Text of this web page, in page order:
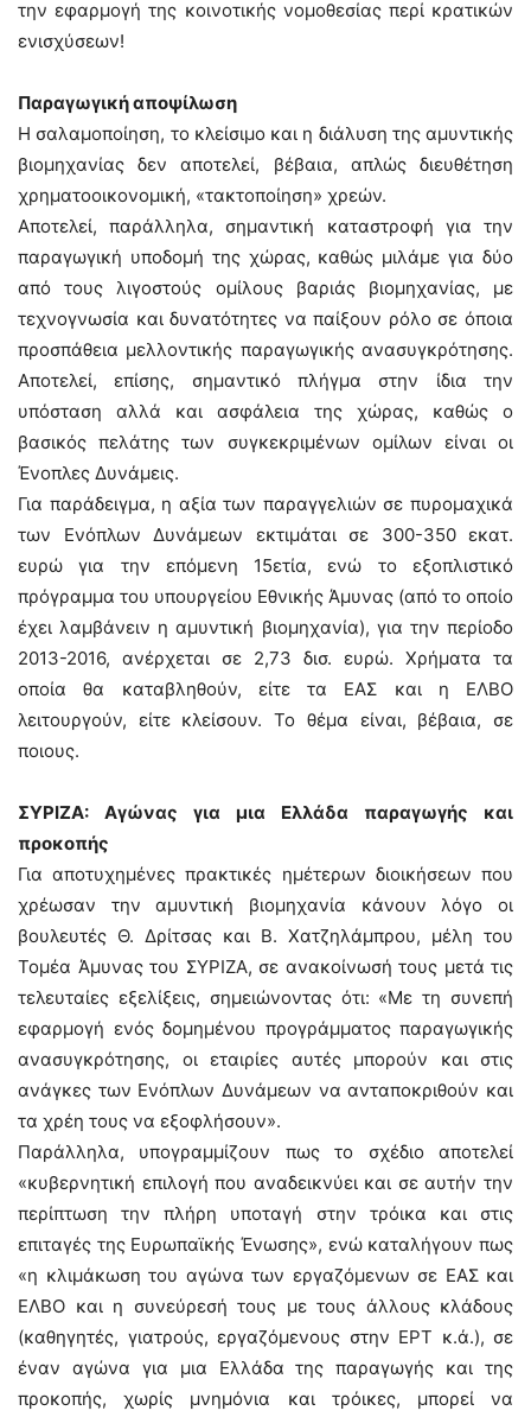
την εφαρμογή της κοινοτικής νομοθεσίας περί κρατικών
ενισχύσεων!
Παραγωγική αποψίλωση
Η σαλαμοποίηση, το κλείσιμο και η διάλυση της αμυντικής
βιομηχανίας δεν αποτελεί, βέβαια, απλώς διευθέτηση
χρηματοοικονομική, «τακτοποίηση» χρεών.
Αποτελεί, παράλληλα, σημαντική καταστροφή για την
παραγωγική υποδομή της χώρας, καθώς μιλάμε για δύο
από τους λιγοστούς ομίλους βαριάς βιομηχανίας, με
τεχνογνωσία και δυνατότητες να παίξουν ρόλο σε όποια
προσπάθεια μελλοντικής παραγωγικής ανασυγκρότησης.
Αποτελεί, επίσης, σημαντικό πλήγμα στην ίδια την
υπόσταση αλλά και ασφάλεια της χώρας, καθώς ο
βασικός πελάτης των συγκεκριμένων ομίλων είναι οι
Ένοπλες Δυνάμεις.
Για παράδειγμα, η αξία των παραγγελιών σε πυρομαχικά
των Ενόπλων Δυνάμεων εκτιμάται σε 300-350 εκατ.
ευρώ για την επόμενη 15ετία, ενώ το εξοπλιστικό
πρόγραμμα του υπουργείου Εθνικής Άμυνας (από το οποίο
έχει λαμβάνειν η αμυντική βιομηχανία), για την περίοδο
2013-2016, ανέρχεται σε 2,73 δισ. ευρώ. Χρήματα τα
οποία θα καταβληθούν, είτε τα ΕΑΣ και η ΕΛΒΟ
λειτουργούν, είτε κλείσουν. Το θέμα είναι, βέβαια, σε
ποιους.
ΣΥΡΙΖΑ: Αγώνας για μια Ελλάδα παραγωγής και
προκοπής
Για αποτυχημένες πρακτικές ημέτερων διοικήσεων που
χρέωσαν την αμυντική βιομηχανία κάνουν λόγο οι
βουλευτές Θ. Δρίτσας και Β. Χατζηλάμπρου, μέλη του
Τομέα Άμυνας του ΣΥΡΙΖΑ, σε ανακοίνωσή τους μετά τις
τελευταίες εξελίξεις, σημειώνοντας ότι: «Με τη συνεπή
εφαρμογή ενός δομημένου προγράμματος παραγωγικής
ανασυγκρότησης, οι εταιρίες αυτές μπορούν και στις
ανάγκες των Ενόπλων Δυνάμεων να ανταποκριθούν και
τα χρέη τους να εξοφλήσουν».
Παράλληλα, υπογραμμίζουν πως το σχέδιο αποτελεί
«κυβερνητική επιλογή που αναδεικνύει και σε αυτήν την
περίπτωση την πλήρη υποταγή στην τρόικα και στις
επιταγές της Ευρωπαϊκής Ένωσης», ενώ καταλήγουν πως
«η κλιμάκωση του αγώνα των εργαζόμενων σε ΕΑΣ και
ΕΛΒΟ και η συνεύρεσή τους με τους άλλους κλάδους
(καθηγητές, γιατρούς, εργαζόμενους στην ΕΡΤ κ.ά.), σε
έναν αγώνα για μια Ελλάδα της παραγωγής και της
προκοπής, χωρίς μνημόνια και τρόικες, μπορεί να